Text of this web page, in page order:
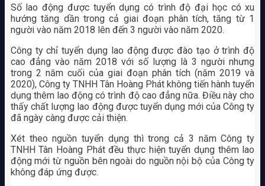
Số lao động được tuyển dụng có trình độ đại học có xu
hướng tăng dần trong cả giai đoạn phân tích, tăng từ 1
người vào năm 2018 lên đến 3 người vào năm 2020.
Công ty chỉ tuyển dụng lao động được đào tạo ở trình độ
cao đẳng vào năm 2018 với số lượng là 3 người nhưng
trong 2 năm cuối của giai đoạn phân tích (năm 2019 và
2020), Công ty TNHH Tân Hoàng Phát không tiến hành tuyển
dụng thêm lao động có trình độ cao đẳng nữa. Điều này cho
thấy chất lượng lao động được tuyển dụng mới của Công ty
đã ngày càng được cải thiện.
Xét theo nguồn tuyển dụng thì trong cả 3 năm Công ty
TNHH Tân Hoàng Phát đều thực hiện tuyển dụng thêm lao
động mới từ nguồn bên ngoài do nguồn nội bộ của Công ty
không đáp ứng được.